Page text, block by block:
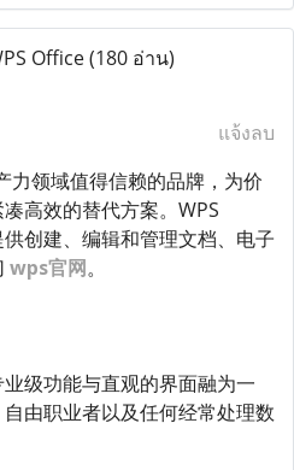
Office(180 อ่าน)
แจ้งลบ
力领域值得信赖的品牌，为价
高效的替代方案。WPS
创建、编辑和管理文档、电子
wps官网。
级功能与直观的界面融为一
由职业者以及任何经常处理数